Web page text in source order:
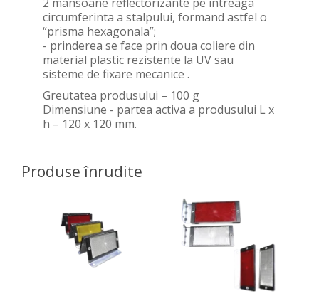
circumferinta a stalpului, formand astfel o
“prisma hexagonala”;
- prinderea se face prin doua coliere din
material plastic rezistente la UV sau
sisteme de fixare mecanice .
Greutatea produsului – 100 g
Dimensiune - partea activa a produsului L x
h – 120 x 120 mm.
Produse înrudite